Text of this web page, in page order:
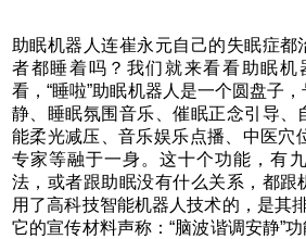
助眠机器人连崔永元自己的失眠症
者都睡着吗？我们就来看看助眠
看，“睡啦”助眠机器人是一个圆盘子
静、睡眠氛围音乐、催眠正念引导
能柔光减压、音乐娱乐点播、中医穴
专家等融于一身。这十个功能，有
法，或者跟助眠没有什么关系，都
用了高科技智能机器人技术的，是其
它的宣传材料声称：“脑波谐调安静”